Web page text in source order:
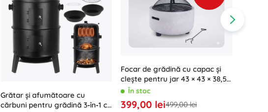
Grătar și afumătoare cu
cărbuni pentru grădină 3‑în‑1 cu
Focar de grădină cu capac și
clește pentru jar 43 × 43 × 38,5
cmÎn stoc
399,00 lei499,00 lei